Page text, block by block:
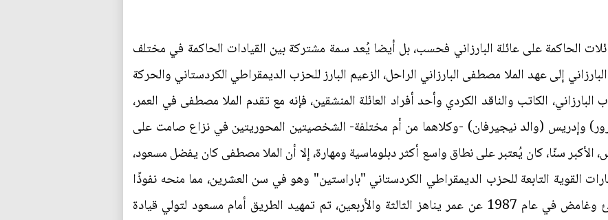
الحاكمة على عائلة البارزاني فحسب، بل أيضا يُعد سمة مشتركة بين القيادات الحاكمة في مختلف
إلى عهد الملا مصطفى البارزاني الراحل، الزعيم البارز للحزب الديمقراطي الكردستاني والحركة
البارزاني، الكاتب والناقد الكردي وأحد أفراد العائلة المنشقين، فإنه مع تقدم الملا مصطفى في العمر،
وإدريس (والد نيجيرفان) -وكلاهما من أم مختلفة- الشخصيتين المحوريتين في نزاع صامت على
الأكبر سنًا، كان يُعتبر على نطاق واسع أكثر دبلوماسية ومهارة، إلا أن الملا مصطفى كان يفضل مسعود،
القوية التابعة للحزب الديمقراطي الكردستاني "باراستين" وهو في سن العشرين، مما منحه نفوذًا
كبيرًا. عندما توفي إدريس بشكل مفاجئ وغامض في عام 1987 عن عمر يناهز الثالثة والأربعين، تم تمهيد الطريق أمام مسعود لتولي قيادة